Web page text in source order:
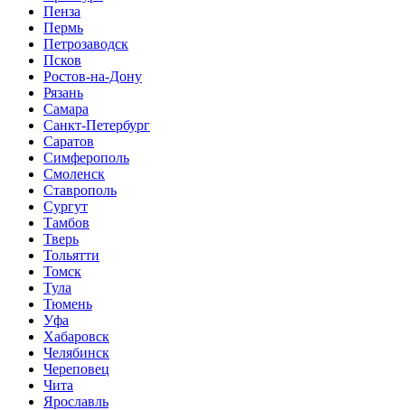
Пенза
Пермь
Петрозаводск
Псков
Ростов-на-Дону
Рязань
Самара
Санкт-Петербург
Саратов
Симферополь
Смоленск
Ставрополь
Сургут
Тамбов
Тверь
Тольятти
Томск
Тула
Тюмень
Уфа
Хабаровск
Челябинск
Череповец
Чита
Ярославль